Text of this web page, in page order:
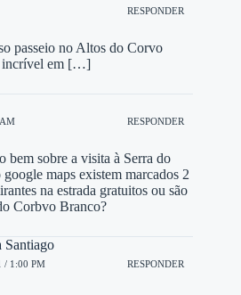
RESPONDER
passeio no Altos do Corvo
incrível em […]
RESPONDER
bem sobre a visita à Serra do
maps existem marcados 2
na estrada gratuitos ou são
Corbvo Branco?
Santiago
/ 1:00 PM RESPONDER